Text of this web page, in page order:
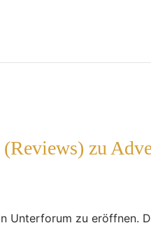
zu
Unterforum zu eröffnen.